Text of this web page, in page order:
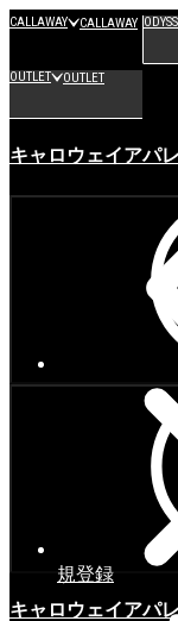
CALLAWAY CALLAWAY
OUTLET OUTLET
キャロウェイアパ
キャロウェイアパ
規登録